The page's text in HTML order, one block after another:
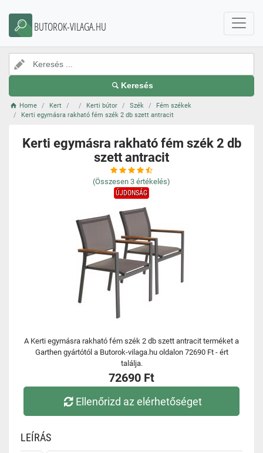
BUTOROK-VILAGA.HU
Keresés
Home Kert Kerti bútor Szék
Fém székek
Kerti egymásra rakható fém szék 2 db szett antracit
Kerti egymásra rakható fém szék 2 db
szett antracit
(Összesen 3 értékelés)
ÚJDONSÁG
A Kerti egymásra rakható fém szék 2 db szett antracit terméket a
Garthen gyártótól a Butorok-vilaga.hu oldalon 72690 Ft - ért
találja.
72690 Ft
Ellenőrizd az elérhetőséget
LEÍRÁS